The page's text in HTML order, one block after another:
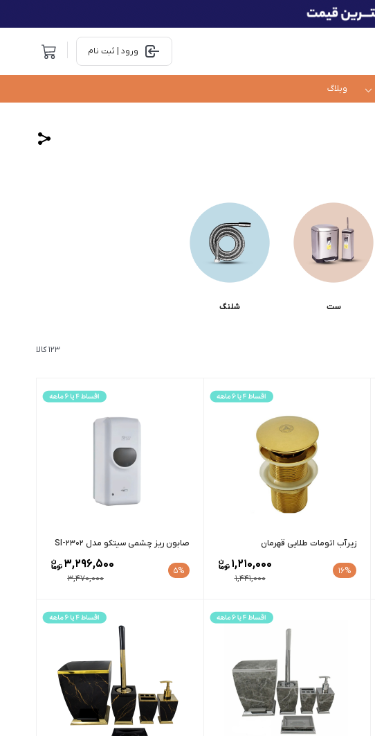
ورود | ثبت نام
وبلاگ
ست شلنگ
123 کالا
زیرآب اتومات طلایی قهرمان
16%
1,441,000
1,210,000
صابون ریز چشمی سیتکو مدل SI-2302
5%
3,470,000
3,296,500